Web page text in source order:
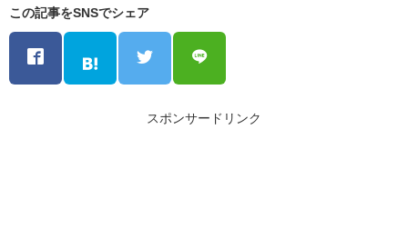
この記事をSNSでシェア
スポンサードリンク